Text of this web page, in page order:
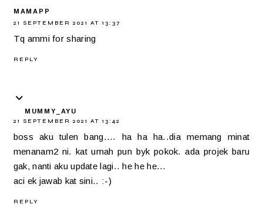
MAMAPP
21 SEPTEMBER 2021 AT 13:37
Tq ammi for sharing
REPLY
MUMMY_AYU
21 SEPTEMBER 2021 AT 13:42
boss aku tulen bang.... ha ha ha..dia memang minat
menanam2 ni. kat umah pun byk pokok. ada projek baru
gak, nanti aku update lagi.. he he he...
aci ek jawab kat sini.. :-)
REPLY